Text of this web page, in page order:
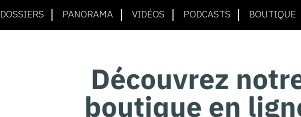
DOSSIERS PANORAMA VIDÉOS PODCASTS BOUTIQUE